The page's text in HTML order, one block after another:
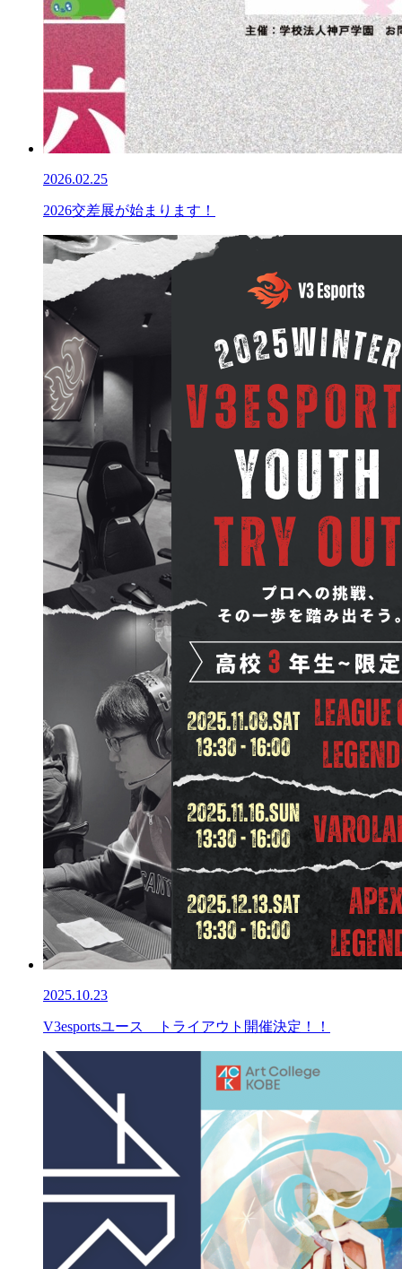
2026.02.25
2026交差展が始まります！
2025.10.23
V3esportsユース トライアウト開催決定！！